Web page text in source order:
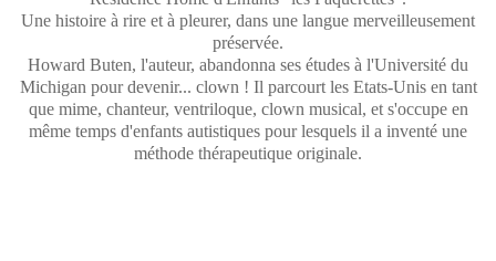
Une histoire à rire et à pleurer, dans une langue merveilleusement
préservée.
Howard Buten, l'auteur, abandonna ses études à l'Université du
Michigan pour devenir... clown ! Il parcourt les Etats-Unis en tant
que mime, chanteur, ventriloque, clown musical, et s'occupe en
même temps d'enfants autistiques pour lesquels il a inventé une
méthode thérapeutique originale.